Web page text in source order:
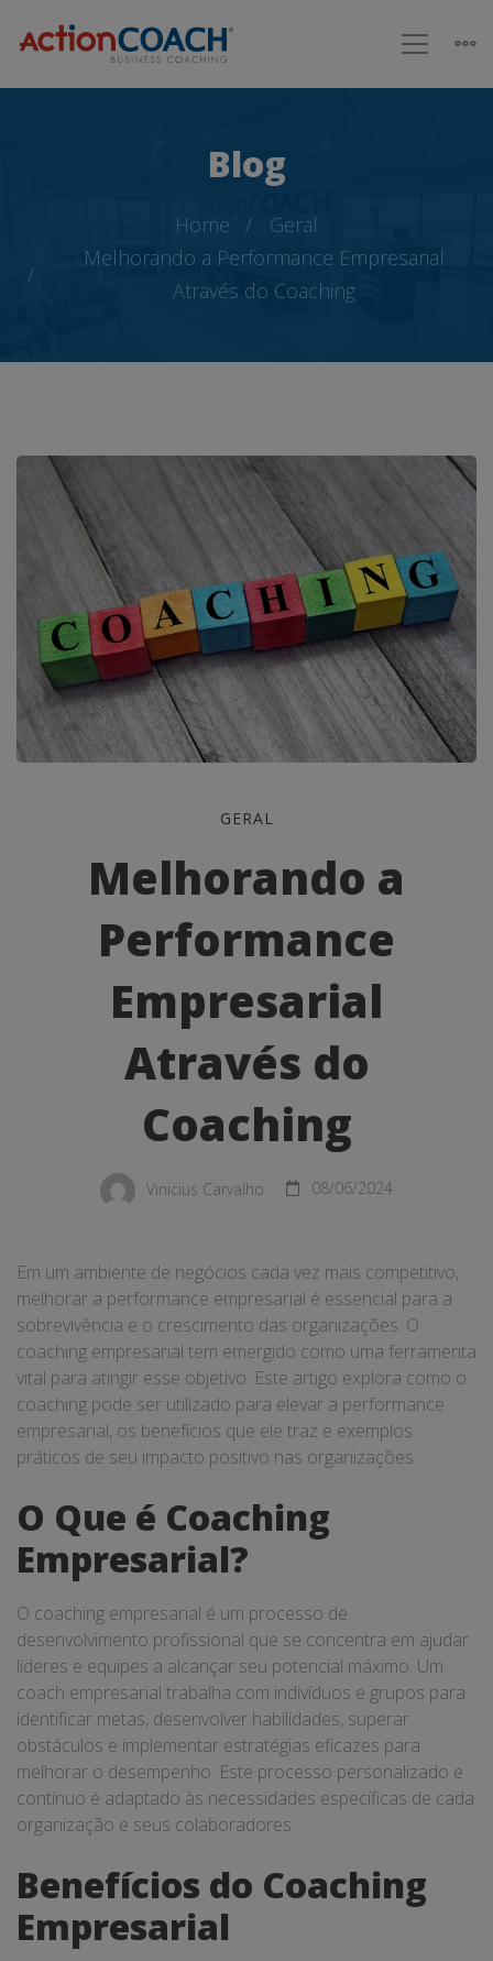
Blog
Home
Geral
Melhorando a Performance Empresarial
Através do Coaching
Melhorando
Performance
Empresarial
Através
Coaching
GERAL
Melhorando a
Performance
Empresarial
Através do
Coaching
Vinicius Carvalho 08/06/2024
Em um ambiente de negócios cada vez mais competitivo,
melhorar a performance empresarial é essencial para a
sobrevivência e o crescimento das organizações. O
coaching empresarial tem emergido como uma ferramenta
vital para atingir esse objetivo. Este artigo explora como o
coaching pode ser utilizado para elevar a performance
empresarial, os benefícios que ele traz e exemplos
práticos de seu impacto positivo nas organizações.
O Que é Coaching
Empresarial?
O coaching empresarial é um processo de
desenvolvimento profissional que se concentra em ajudar
líderes e equipes a alcançar seu potencial máximo. Um
coach empresarial trabalha com indivíduos e grupos para
identificar metas, desenvolver habilidades, superar
obstáculos e implementar estratégias eficazes para
melhorar o desempenho. Este processo personalizado e
contínuo é adaptado às necessidades específicas de cada
organização e seus colaboradores.
Benefícios do Coaching
Empresarial